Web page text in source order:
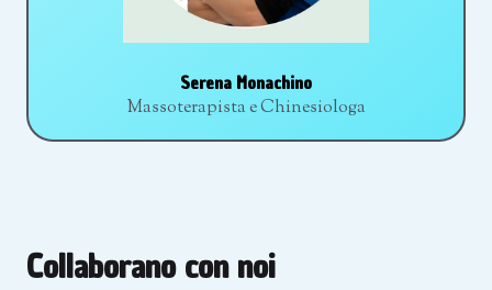
Serena Monachino
Massoterapista e Chinesiologa
Collaborano con noi